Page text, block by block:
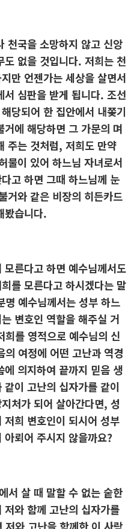
천국을 소망하지 않고 신앙
없을 것입니다. 저희는 천
만 언젠가는 세상을 살면서
심판을 받게 됩니다. 조선
당되어 한 집안에서 내쫒기
에 해당하면 그 가문의 며
주는 것처럼, 저희도 만약
물이 있어 하느님 자녀로서
고 하면 그때 하느님께 눈
거와 같은 비장의 히든카드
봤습니다.
른다고 하면 예수님께서도
를 모른다고 하시겠다는 말
예수님께서는 성부 하느
변호인 역할을 해주실 거
를 영적으로 예수님의 신
여정에 어떤 고난과 역경
의지하여 끝까지 믿음 생
이 고난의 십자가를 같이
처가 되어 살아간다면, 성
희 변호인이 되시어 성부
뢰어 주시지 않을까요?
서 살 때 말할 수 없는 숱한
와 함께 고난의 십자가를